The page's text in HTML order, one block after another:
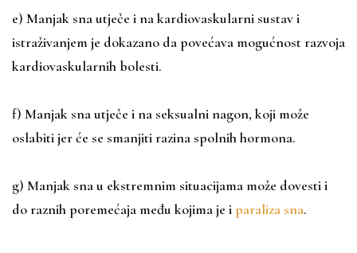
e) Manjak sna utječe i na kardiovaskularni sustav i
istraživanjem je dokazano da povećava mogućnost razvoja
kardiovaskularnih bolesti.
f) Manjak sna utječe i na seksualni nagon, koji može
oslabiti jer će se smanjiti razina spolnih hormona.
g) Manjak sna u ekstremnim situacijama može dovesti i
do raznih poremećaja među kojima je iparaliza sna.